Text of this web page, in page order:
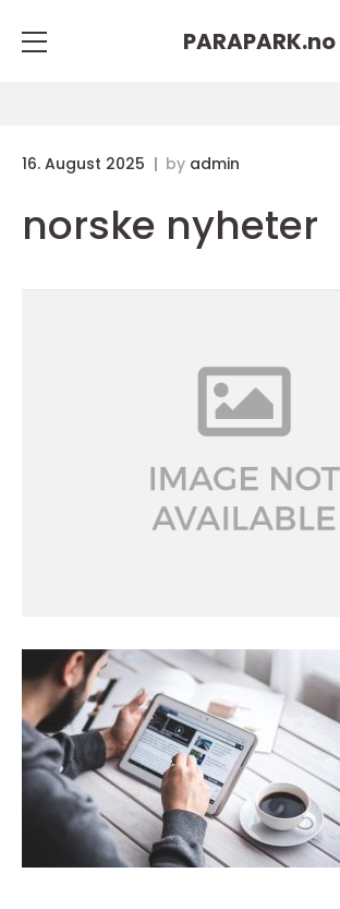
PARAPARK.no
16. August 2025 by admin
norske nyheter